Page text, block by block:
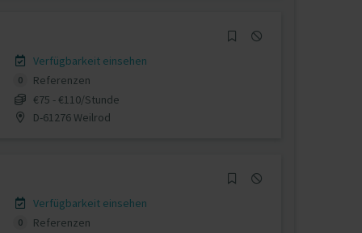
Verfügbarkeit einsehen
0
Referenzen
€75 - €110/Stunde
D-61276 Weilrod
Verfügbarkeit einsehen
0
Referenzen